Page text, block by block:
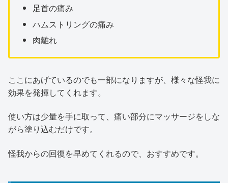
足首の痛み
ハムストリングの痛み
肉離れ
ここにあげているのでも一部になりますが、様々な怪我に
効果を発揮してくれます。
使い方は少量を手に取って、痛い部分にマッサージをしな
がら塗り込むだけです。
怪我からの回復を早めてくれるので、おすすめです。